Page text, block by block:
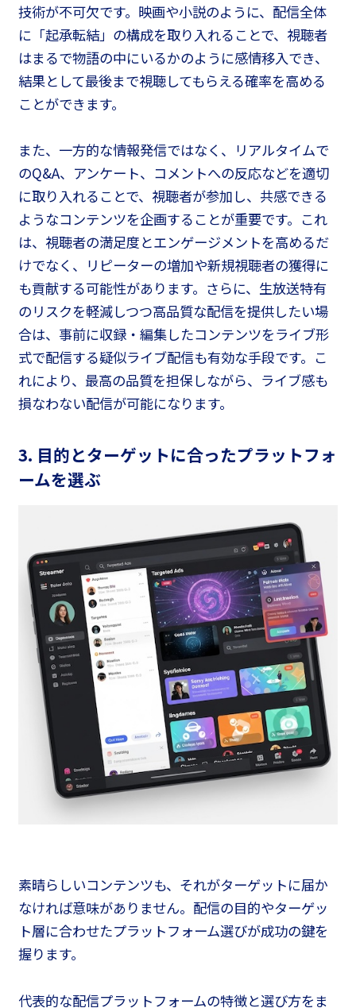
技術が不可欠です。映画や小説のように、配信全体
に「起承転結」の構成を取り入れることで、視聴者
はまるで物語の中にいるかのように感情移入でき、
結果として最後まで視聴してもらえる確率を高める
ことができます。
また、一方的な情報発信ではなく、リアルタイムで
のQ&A、アンケート、コメントへの反応などを適切
に取り入れることで、視聴者が参加し、共感できる
ようなコンテンツを企画することが重要です。これ
は、視聴者の満足度とエンゲージメントを高めるだ
けでなく、リピーターの増加や新規視聴者の獲得に
も貢献する可能性があります。さらに、生放送特有
のリスクを軽減しつつ高品質な配信を提供したい場
合は、事前に収録・編集したコンテンツをライブ形
式で配信する疑似ライブ配信も有効な手段です。こ
れにより、最高の品質を担保しながら、ライブ感も
損なわない配信が可能になります。
3. 目的とターゲットに合ったプラットフォ
ームを選ぶ
素晴らしいコンテンツも、それがターゲットに届か
なければ意味がありません。配信の目的やターゲッ
ト層に合わせたプラットフォーム選びが成功の鍵を
握ります。
代表的な配信プラットフォームの特徴と選び方をま